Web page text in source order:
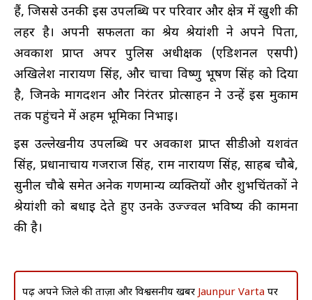
हैं, जिससे उनकी इस उपलब्धि पर परिवार और क्षेत्र में खुशी की
लहर है। अपनी सफलता का श्रेय श्रेयांशी ने अपने पिता,
अवकाश प्राप्त अपर पुलिस अधीक्षक (एडिशनल एसपी)
अखिलेश नारायण सिंह, और चाचा विष्णु भूषण सिंह को दिया
है, जिनके मार्गदर्शन और निरंतर प्रोत्साहन ने उन्हें इस मुकाम
तक पहुंचने में अहम भूमिका निभाई।
इस उल्लेखनीय उपलब्धि पर अवकाश प्राप्त सीडीओ यशवंत
सिंह, प्रधानाचार्य गजराज सिंह, राम नारायण सिंह, साहब चौबे,
सुनील चौबे समेत अनेक गणमान्य व्यक्तियों और शुभचिंतकों ने
श्रेयांशी को बधाई देते हुए उनके उज्ज्वल भविष्य की कामना
की है।
पढ़ें अपने जिले की ताज़ा और विश्वसनीय खबरें Jaunpur Varta पर